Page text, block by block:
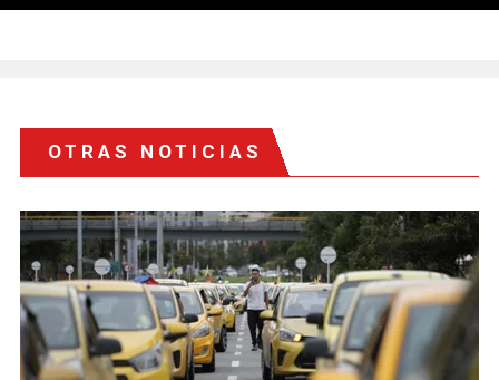
OTRAS NOTICIAS